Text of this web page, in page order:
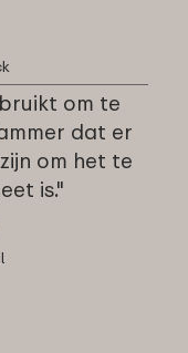
om te
dat er
om het te
is."